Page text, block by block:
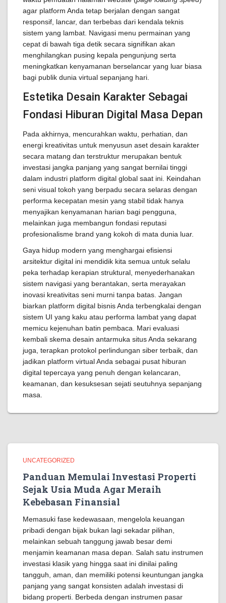
agar platform Anda tetap berjalan dengan sangat
responsif, lancar, dan terbebas dari kendala teknis
sistem yang lambat. Navigasi menu permainan yang
cepat di bawah tiga detik secara signifikan akan
menghilangkan pusing kepala pengunjung serta
meningkatkan kenyamanan berselancar yang luar biasa
bagi publik dunia virtual sepanjang hari.
Estetika Desain Karakter Sebagai
Fondasi Hiburan Digital Masa Depan
Pada akhirnya, mencurahkan waktu, perhatian, dan
energi kreativitas untuk menyusun aset desain karakter
secara matang dan terstruktur merupakan bentuk
investasi jangka panjang yang sangat bernilai tinggi
dalam industri platform digital global saat ini. Keindahan
seni visual tokoh yang berpadu secara selaras dengan
performa kecepatan mesin yang stabil tidak hanya
menyajikan kenyamanan harian bagi pengguna,
melainkan juga membangun fondasi reputasi
profesionalisme brand yang kokoh di mata dunia luar.
Gaya hidup modern yang menghargai efisiensi
arsitektur digital ini mendidik kita semua untuk selalu
peka terhadap kerapian struktural, menyederhanakan
sistem navigasi yang berantakan, serta merayakan
inovasi kreativitas seni murni tanpa batas. Jangan
biarkan platform digital bisnis Anda terbengkalai dengan
sistem UI yang kaku atau performa lambat yang dapat
memicu kejenuhan batin pembaca. Mari evaluasi
kembali skema desain antarmuka situs Anda sekarang
juga, terapkan protokol perlindungan siber terbaik, dan
jadikan platform virtual Anda sebagai pusat hiburan
digital tepercaya yang penuh dengan kelancaran,
keamanan, dan kesuksesan sejati seutuhnya sepanjang
masa.
UNCATEGORIZED
Panduan Memulai Investasi Properti
Sejak Usia Muda Agar Meraih
Kebebasan Finansial
Memasuki fase kedewasaan, mengelola keuangan
pribadi dengan bijak bukan lagi sekadar pilihan,
melainkan sebuah tanggung jawab besar demi
menjamin keamanan masa depan. Salah satu instrumen
investasi klasik yang hingga saat ini dinilai paling
tangguh, aman, dan memiliki potensi keuntungan jangka
panjang yang sangat konsisten adalah investasi di
bidang properti. Berbeda dengan instrumen pasar